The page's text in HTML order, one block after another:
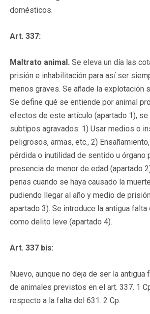
domésticos.
Art. 337:
Maltrato animal. Se eleva un día las
prisión e inhabilitación para así ser
menos graves. Se añade la explotación
Se define qué se entiende por animal
efectos de este artículo (apartado 1), se
subtipos agravados: 1) Usar medios o
peligrosos, armas, etc., 2)
pérdida o inutilidad de sentido u órgano
presencia de menor de edad (apartado
penas cuando se haya causado la
pudiendo llegar al año y medio de
apartado 3). Se introduce la antigua falta
como delito leve (apartado 4).
Art. 337 bis:
Nuevo, aunque no deja de ser la antigua
de animales previstos en el art. 337. 1
respecto a la falta del 631. 2 Cp.